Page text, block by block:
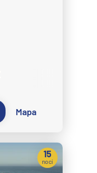
Mapa
15
nocí